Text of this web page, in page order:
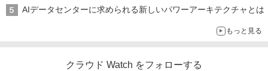
AIデータセンターに求められる新しいパワーアーキテクチャとは
もっと見る
クラウド Watch をフォローする